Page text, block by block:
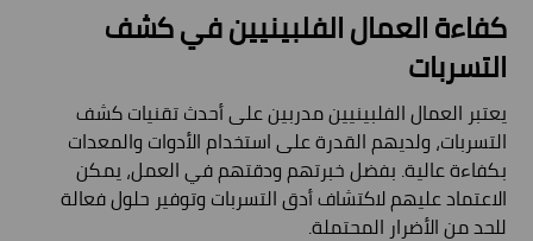
كفاءة العمال الفلبينيين في كشف
التسربات
يعتبر العمال الفلبينيين مدربين على أحدث تقنيات كشف
التسربات، ولديهم القدرة على استخدام الأدوات والمعدات
بكفاءة عالية. بفضل خبرتهم ودقتهم في العمل، يمكن
الاعتماد عليهم لاكتشاف أدق التسربات وتوفير حلول فعالة
للحد من الأضرار المحتملة.